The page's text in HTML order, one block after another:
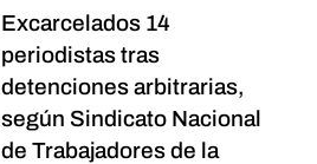
Excarcelados 14
periodistas tras
detenciones arbitrarias,
según Sindicato Nacional
de Trabajadores de la